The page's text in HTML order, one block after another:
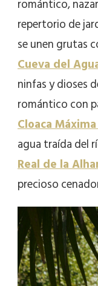
romántico,
repertorio de
se unen grutas
Cueva del
ninfas y dioses
romántico con
Cloaca
agua traída del
Real de la
precioso